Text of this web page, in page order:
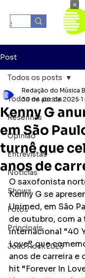
Post
Todos os posts
Resenhas
Opinião
Entrevistas
Notícias
Shows
Fotos
Principais
João Rock 2025
Todos os posts
Kenny G
em São
turnê que
anos de
Redação do Música
30 de abr. de 2025
O saxofonista
Kenny G se
Unimed, em São
de outubro, com a
internacional “40
Love”, que
anos de carreira e
hit “Forever In
×